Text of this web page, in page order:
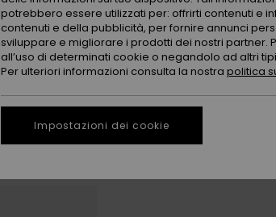
potrebbero essere utilizzati per: offrirti contenuti e
contenuti e della pubblicità, per fornire annunci
sviluppare e migliorare i prodotti dei nostri partner.
all’uso di determinati cookie o negandolo ad altri
Per ulteriori informazioni consulta la nostra politica
Impostazioni dei cookie